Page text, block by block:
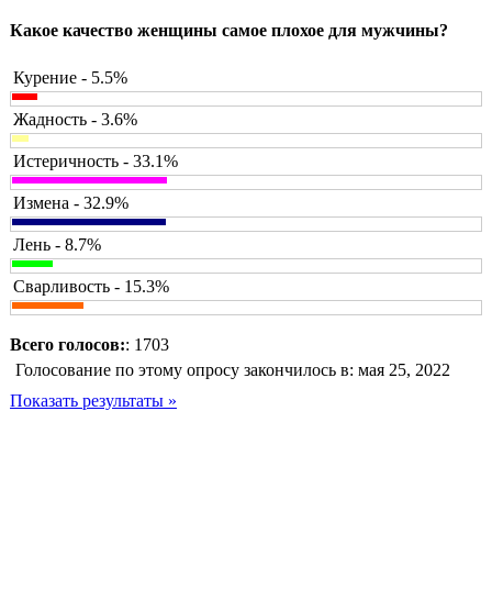
Какое качество женщины самое плохое для мужчины?
Курение - 5.5%
Жадность - 3.6%
Истеричность - 33.1%
Измена - 32.9%
Лень - 8.7%
Сварливость - 15.3%
Всего голосов:: 1703
Голосование по этому опросу закончилось в: мая 25, 2022
Показать результаты »